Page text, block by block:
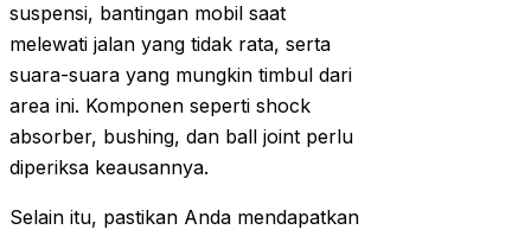
suspensi, bantingan mobil saat
melewati jalan yang tidak rata, serta
suara-suara yang mungkin timbul dari
area ini. Komponen seperti shock
absorber, bushing, dan ball joint perlu
diperiksa keausannya.
Selain itu, pastikan Anda mendapatkan